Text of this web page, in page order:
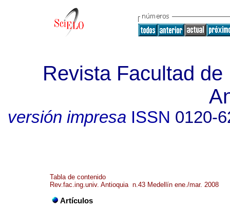
Revista Facultad
versión impresaISSN 0120-
Tabla de contenido
Rev.fac.ing.univ. Antioquia n.43 Medellín ene./mar. 2008
Artículos